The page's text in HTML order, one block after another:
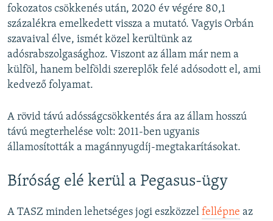
fokozatos csökkenés után, 2020 év végére 80,1
százalékra emelkedett vissza a mutató. Vagyis Orbán
szavaival élve, ismét közel kerültünk az
adósrabszolgasághoz. Viszont az állam már nem a
külföl, hanem belföldi szereplők felé adósodott el, ami
kedvező folyamat.
A rövid távú adósságcsökkentés ára az állam hosszú
távú megterhelése volt: 2011-ben ugyanis
államosították a magánnyugdíj-megtakarításokat.
Bíróság elé kerül a Pegasus-ügy
A TASZ minden lehetséges jogi eszközzel fellépne az